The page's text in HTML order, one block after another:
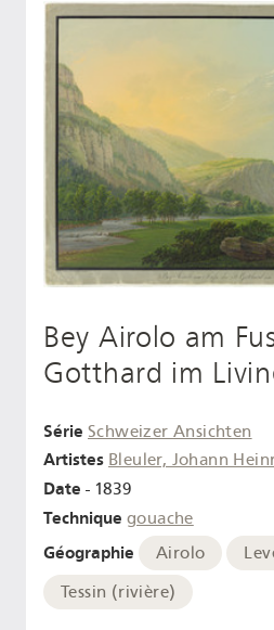
Bey Airolo am
Gotthard im
Série Schweizer Ansichten
Artistes Bleuler, Johann
Date - 1839
Technique gouache
Géographie Airolo
Tessin (rivière)